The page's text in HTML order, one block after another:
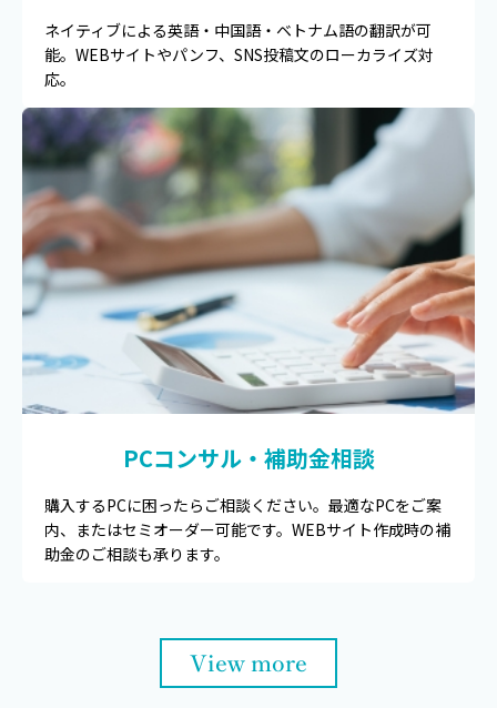
ネイティブによる英語・中国語・ベトナム語の翻訳が可
能。WEBサイトやパンフ、SNS投稿文のローカライズ対
応。
PCコンサル・補助金相談
購入するPCに困ったらご相談ください。最適なPCをご案
内、またはセミオーダー可能です。WEBサイト作成時の補
助金のご相談も承ります。
View more